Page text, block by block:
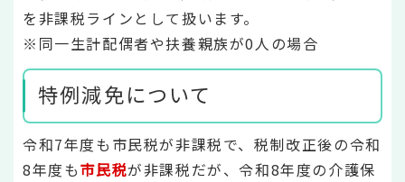
を非課税ラインとして扱います。
※同一生計配偶者や扶養親族が0人の場合
特例減免について
令和7年度も市民税が非課税で、税制改正後の令和
8年度も市民税が非課税だが、令和8年度の介護保